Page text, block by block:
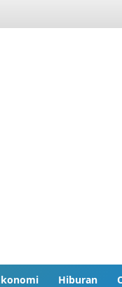
Hiburan